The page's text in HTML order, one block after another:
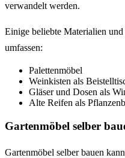
verwandelt werden.
Einige beliebte Materialien
umfassen:
Palettenmöbel
Weinkisten als
Gläser und Dosen als
Alte Reifen als
Gartenmöbel selber
Gartenmöbel selber bauen